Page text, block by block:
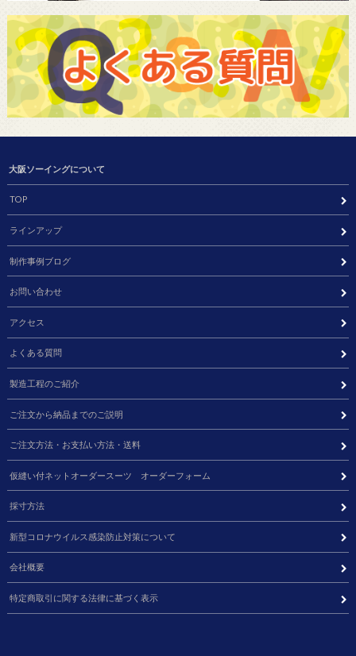
大阪ソーイングについて
TOP
ラインアップ
制作事例ブログ
お問い合わせ
アクセス
よくある質問
製造工程のご紹介
ご注文から納品までのご説明
ご注文方法・お支払い方法・送料
仮縫い付ネットオーダースーツ オーダーフォーム
採寸方法
新型コロナウイルス感染防止対策について
会社概要
特定商取引に関する法律に基づく表示